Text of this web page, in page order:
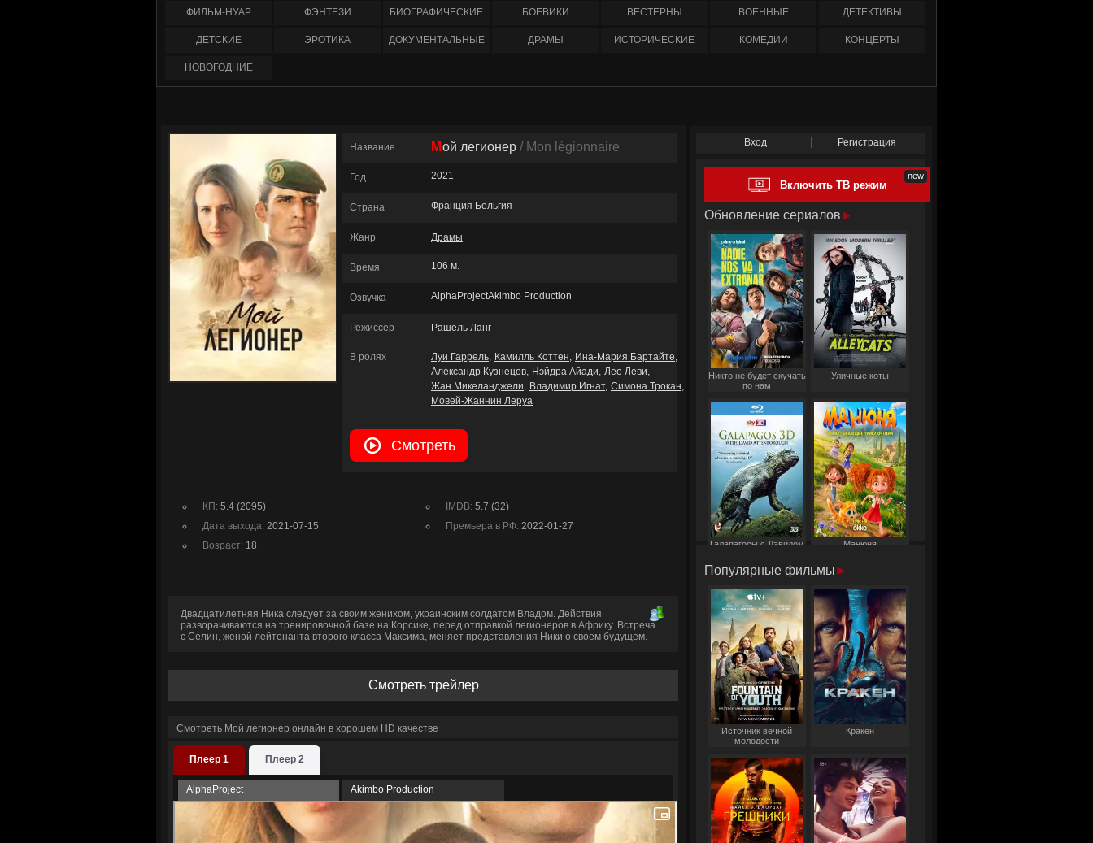
ФИЛЬМ-НУАР ФЭНТЕЗИ БИОГРАФИЧЕСКИЕ БОЕВИКИ ВЕСТЕРНЫ ВОЕННЫЕ ДЕТЕКТИВЫ
ДЕТСКИЕ ЭРОТИКА ДОКУМЕНТАЛЬНЫЕ ДРАМЫ ИСТОРИЧЕСКИЕ КОМЕДИИ КОНЦЕРТЫ
НОВОГОДНИЕ
Название Мой легионер / Mon légionnaire
Год 2021
Страна Франция Бельгия
Жанр Драмы
Время 106 м.
Озвучка AlphaProjectAkimbo Production
Режиссер Рашель Ланг
В ролях Луи Гаррель Камилль Коттен
Ина-Мария Бартайте
Александр Кузнецов
Нэйдра Айади Лео Леви
Жан Микеланджели
Владимир Игнат Симона Трокан
Мовей-Жаннин Леруа
Смотреть
КП: 5.4 (2095) IMDB:5.7 (32)
Дата выхода: 2021-07-15 Премьера в РФ:2022-01-27
Возраст: 18
Двадцатилетняя Ника следует за своим женихом, украинским солдатом Владом. Действия
разворачиваются на тренировочной базе на Корсике, перед отправкой легионеров в Африку. Встреча
с Селин, женой лейтенанта второго класса Максима, меняет представления Ники о своем будущем.
Смотреть трейлер
Смотреть Мой легионер онлайн в хорошем HD качестве
Плеер 1 Плеер 2
AlphaProject Akimbo Production
Вход Регистрация
Включить ТВ режим
Обновление сериалов
Никто не будет скучать
по нам
Уличные коты
Галапагосы с Дэвидом
Манюня
Популярные фильмы
Источник вечной
молодости
Кракен